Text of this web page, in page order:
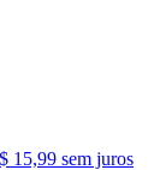
15,99 sem juros